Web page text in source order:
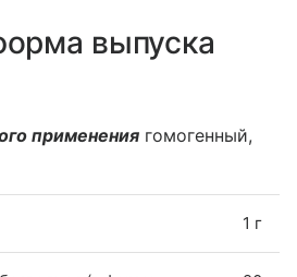
выпуска
применения гомогенный,
1 г